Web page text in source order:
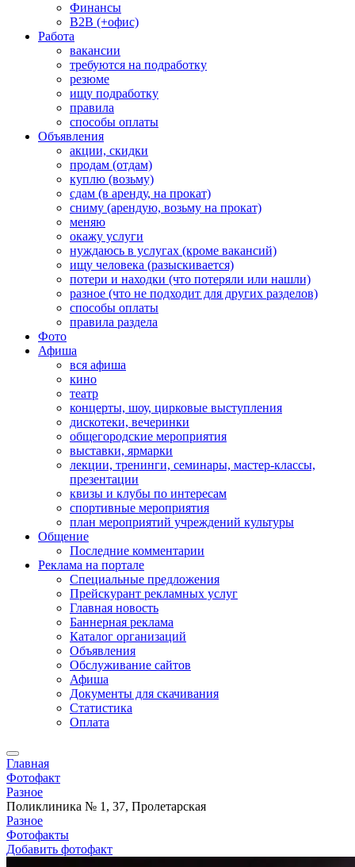
Финансы
B2B (+офис)
Работа
вакансии
требуются на подработку
резюме
ищу подработку
правила
способы оплаты
Объявления
акции, скидки
продам (отдам)
куплю (возьму)
сдам (в аренду, на прокат)
сниму (арендую, возьму на прокат)
меняю
окажу услуги
нуждаюсь в услугах (кроме вакансий)
ищу человека (разыскивается)
потери и находки (что потеряли или нашли)
разное (что не подходит для других разделов)
способы оплаты
правила раздела
Фото
Афиша
вся афиша
кино
театр
концерты, шоу, цирковые выступления
дискотеки, вечеринки
общегородские мероприятия
выставки, ярмарки
лекции, тренинги, семинары, мастер-классы,
презентации
квизы и клубы по интересам
спортивные мероприятия
план мероприятий учреждений культуры
Общение
Последние комментарии
Реклама на портале
Специальные предложения
Прейскурант рекламных услуг
Главная новость
Баннерная реклама
Каталог организаций
Объявления
Обслуживание сайтов
Афиша
Документы для скачивания
Статистика
Оплата
Главная
Фотофакт
Разное
Поликлиника № 1, 37, Пролетарская
Разное
Фотофакты
Добавить фотофакт